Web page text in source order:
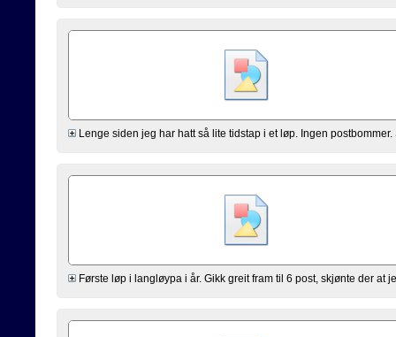
Lenge siden jeg har hatt så lite tidstap i et løp. Ingen
Første løp i langløypa i år. Gikk greit fram til 6 post, skjønte der at